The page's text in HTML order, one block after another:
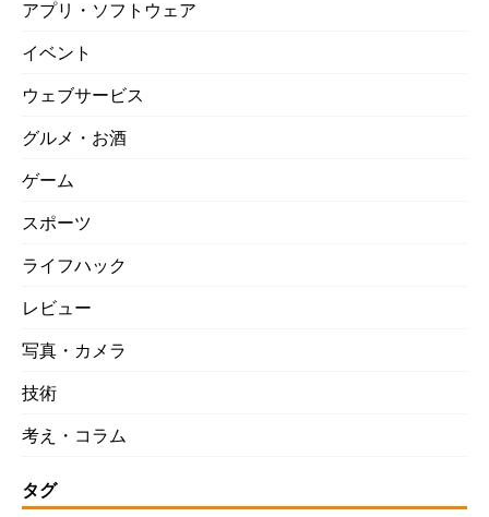
アプリ・ソフトウェア
イベント
ウェブサービス
グルメ・お酒
ゲーム
スポーツ
ライフハック
レビュー
写真・カメラ
技術
考え・コラム
タグ